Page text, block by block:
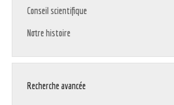
Conseil scientifique
Notre histoire
Recherche avancée